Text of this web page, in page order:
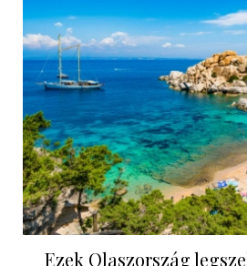
Ezek Olaszország